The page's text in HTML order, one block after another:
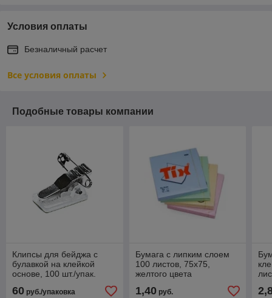
Условия оплаты
Безналичный расчет
Все условия оплаты
Подобные товары компании
Клипсы для бейджа с
булавкой на клейкой
основе, 100 шт./упак.
60 руб./упаковка
Бумага с липким слоем
100 листов, 75x75,
желтого цвета
1,40руб.